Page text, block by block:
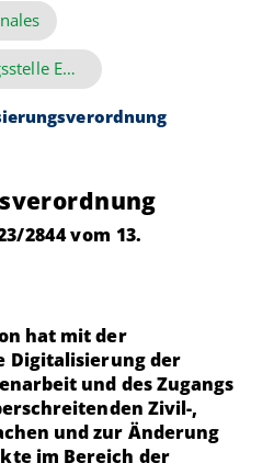
E-Justiz Koordinierungsstelle Europa
2844 vom 13.
hat mit der
Digitalisierung der
und des Zugangs
Zivil-,
und zur Änderung
im Bereich der